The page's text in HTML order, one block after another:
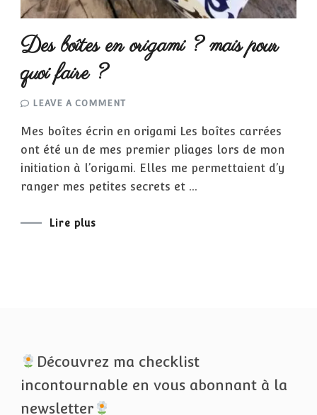
Des boîtes en origami ? mais pour
quoi faire ?
LEAVE A COMMENT
EN
ORIGAMI
?
MAIS
POUR
QUOI
FAIRE
Mes boîtes écrin en origami Les boîtes carrées
ont été un de mes premier pliages lors de mon
initiation à l’origami. Elles me permettaient d’y
ranger mes petites secrets et …
Lire plus
Découvrez ma checklist
incontournable en vous abonnant à la
newsletter